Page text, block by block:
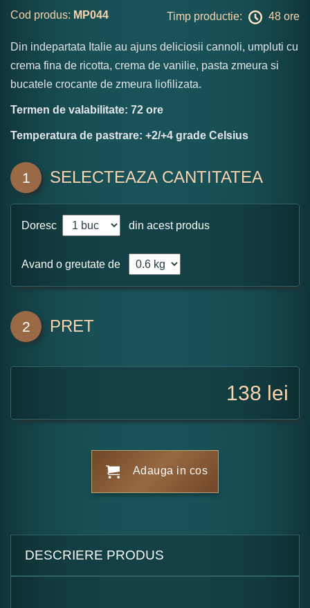
Cod produs: MP044 Timp productie: 48 ore
Din indepartata Italie au ajuns deliciosii cannoli, umpluti cu
crema fina de ricotta, crema de vanilie, pasta zmeura si
bucatele crocante de zmeura liofilizata.
Termen de valabilitate: 72 ore
Temperatura de pastrare: +2/+4 grade Celsius
1 SELECTEAZA CANTITATEA
Doresc din acest produs
Avand o greutate de
2 PRET
138 lei
Adauga in cos
DESCRIERE PRODUS